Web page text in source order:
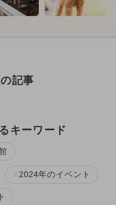
記事
キーワード
2024年のイベント